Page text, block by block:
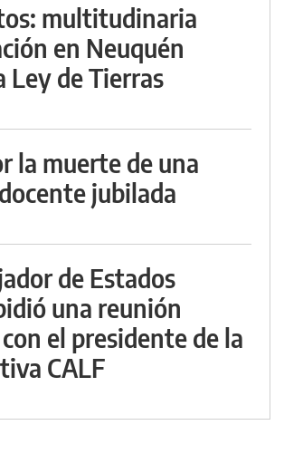
multitudinaria
en Neuquén
Ley de Tierras
la muerte de una
jubilada
de Estados
una reunión
el presidente de la
CALF